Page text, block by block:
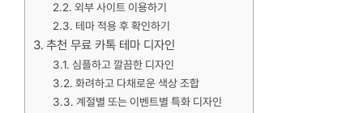
외부 사이트 이용하기
테마 적용 후 확인하기
추천 무료 카톡 테마 디자인
심플하고 깔끔한 디자인
화려하고 다채로운 색상 조합
계절별 또는 이벤트별 특화 디자인